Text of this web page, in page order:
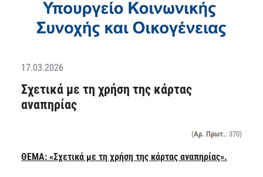
17.03.2026
Σχετικά με τη χρήση της κάρτας
αναπηρίας
(Αρ. Πρωτ.: 370)
ΘΕΜΑ: «Σχετικά με τη χρήση της κάρτας αναπηρίας».